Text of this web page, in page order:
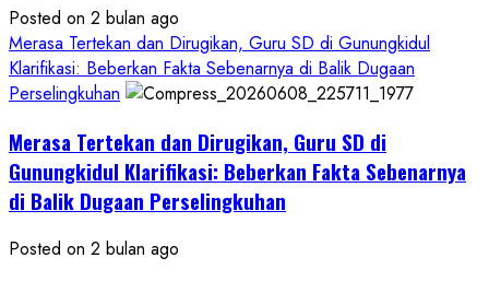
Posted on 2 bulan ago
Merasa Tertekan dan Dirugikan, Guru SD di Gunungkidul
Klarifikasi: Beberkan Fakta Sebenarnya di Balik Dugaan
Perselingkuhan
Merasa Tertekan dan Dirugikan, Guru SD di
Gunungkidul Klarifikasi: Beberkan Fakta Sebenarnya
di Balik Dugaan Perselingkuhan
Posted on 2 bulan ago